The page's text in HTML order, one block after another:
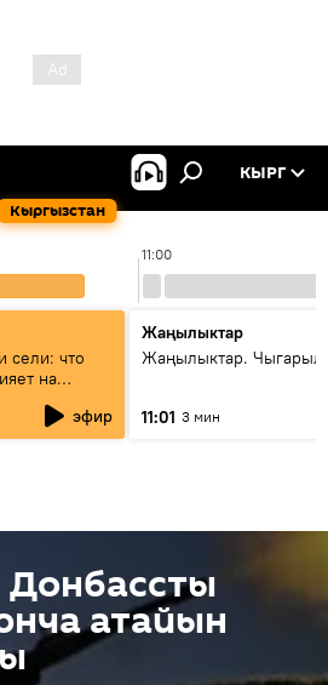
Кыргызстан
КЫРГ
11:00
сели: что
на
эфир
Жаңылыктар
Жаңылыктар.
11:01 3 мин
атайын